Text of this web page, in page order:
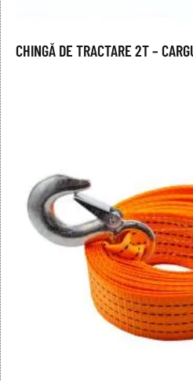
CHINGĂ DE TRACTARE 2T –